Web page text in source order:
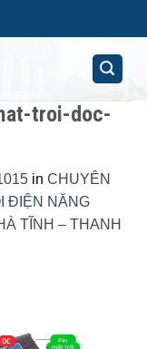
troi-doc-
in CHUYÊN
ĐIỆN NĂNG
TĨNH – THANH